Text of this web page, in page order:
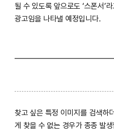
될 수 있도록 앞으로도 ‘스폰서’
광고임을 나타낼 예정입니다.
찾고 싶은 특정 이미지를 검색하
게 찾을 수 없는 경우가 종종 발